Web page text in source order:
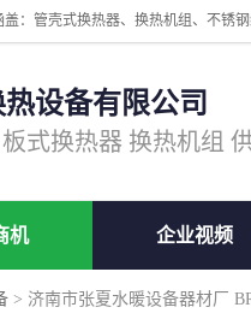
设备有限公司
机 企业视频
> 济南市张夏水暖设备器材厂